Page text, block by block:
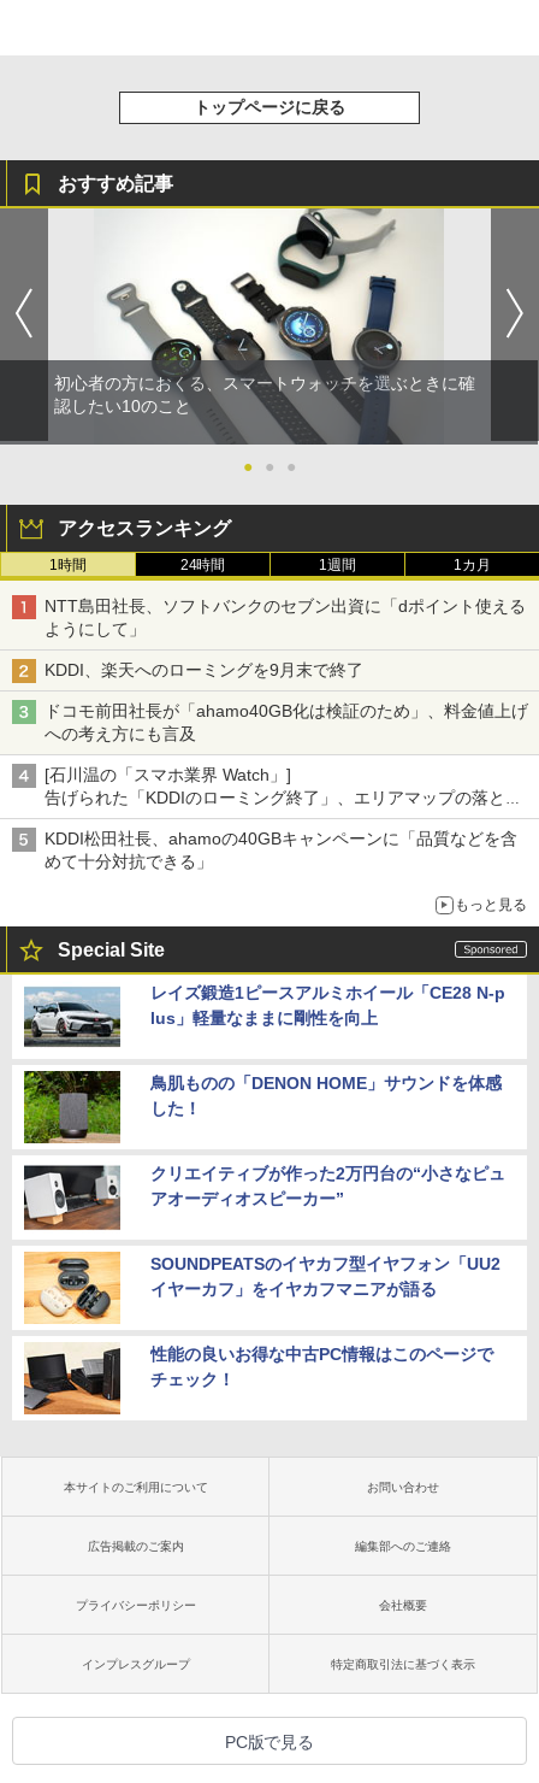
トップページに戻る
おすすめ記事
初心者の方におくる、スマートウォッチを選ぶときに確
認したい10のこと
● ● ●
アクセスランキング
1時間 24時間 1週間 1カ月
NTT島田社長、ソフトバンクのセブン出資に「dポイント使える
ようにして」
KDDI、楽天へのローミングを9月末で終了
ドコモ前田社長が「ahamo40GB化は検証のため」、料金値上げ
への考え方にも言及
[石川温の「スマホ業界 Watch」]
告げられた「KDDIのローミング終了」、エリアマップの落とし
穴と楽天モバイルの課題
KDDI松田社長、ahamoの40GBキャンペーンに「品質などを含
めて十分対抗できる」
もっと見る
Special Site
レイズ鍛造1ピースアルミホイール「CE28 N-p
lus」軽量なままに剛性を向上
鳥肌ものの「DENON HOME」サウンドを体感
した！
クリエイティブが作った2万円台の“小さなピュ
アオーディオスピーカー”
SOUNDPEATSのイヤカフ型イヤフォン「UU2
イヤーカフ」をイヤカフマニアが語る
性能の良いお得な中古PC情報はこのページで
チェック！
本サイトのご利用について お問い合わせ
広告掲載のご案内 編集部へのご連絡
プライバシーポリシー 会社概要
インプレスグループ 特定商取引法に基づく表示
PC版で見る